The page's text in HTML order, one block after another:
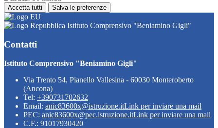
Accetta tutti Salva le preferenze
Istituto Comprensivo "Beniamino Gigli"
Contatti
Istituto Comprensivo "Beniamino Gigli"
Via Trento 54, Pianello Vallesina - 60030 Monteroberto
(Ancona)
Tel: +390731702632
Email: anic83600x@istruzione.itLink per inviare una mail
PEC: anic83600x@pec.istruzione.itLink per inviare una mail
C.F.: 91017930420